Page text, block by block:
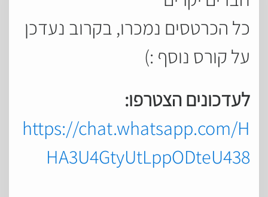
כל הכרטסים נמכרו, בקרוב נעדכן
על קורס נוסף :)
לעדכונים הצטרפו:
https://chat.whatsapp.com/H
HA3U4GtyUtLppODteU438